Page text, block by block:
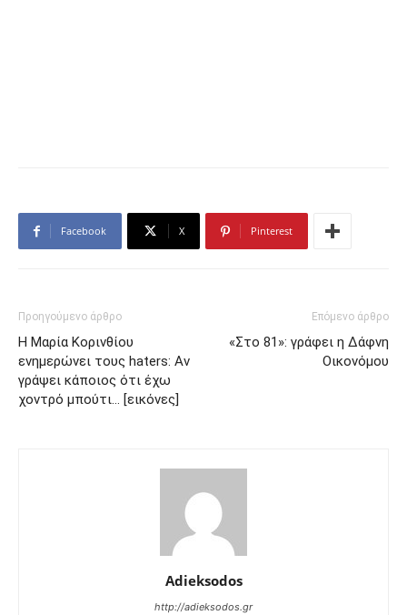
Facebook X Pinterest
Προηγούμενο άρθρο
Η Μαρία Κορινθίου
ενημερώνει τους haters: Αν
γράψει κάποιος ότι έχω
χοντρό μπούτι… [εικόνες]
Επόμενο άρθρο
«Στο 81»: γράφει η Δάφνη
Οικονόμου
Adieksodos
http://adieksodos.gr